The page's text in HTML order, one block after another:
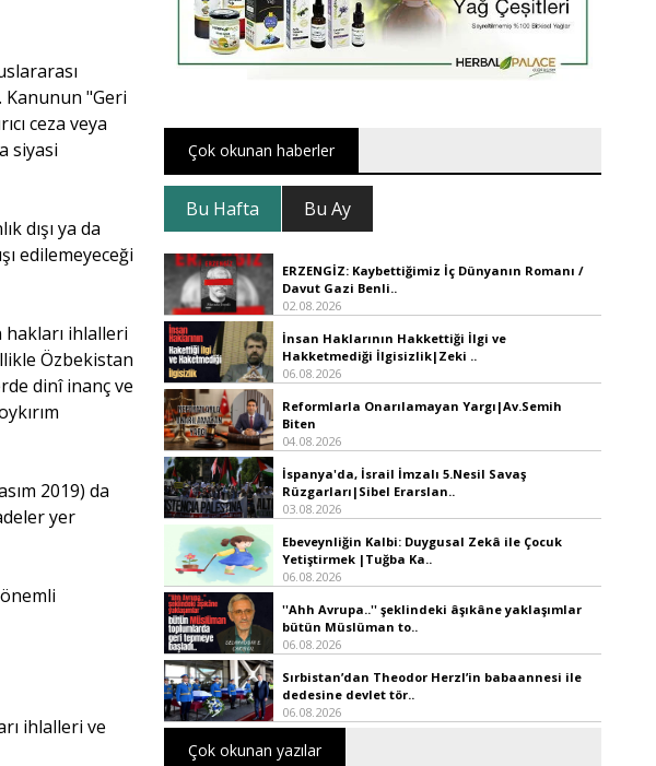
"Geri
ceza veya
siyasi
dışı ya da
edilemeyeceği
ihlalleri
Özbekistan
dinî inanç ve
2019) da
yer
ihlalleri ve
Çok okunan haberler
Bu Hafta Bu Ay
ERZENGİZ: Kaybettiğimiz İç Dünyanın Romanı /
Davut Gazi Benli..
02.08.2026
İnsan Haklarının Hakkettiği İlgi ve
Hakketmediği İlgisizlik|Zeki ..
06.08.2026
Reformlarla Onarılamayan Yargı|Av.Semih
Biten
04.08.2026
İspanya'da, İsrail İmzalı 5.Nesil Savaş
Rüzgarları|Sibel Erarslan..
03.08.2026
Ebeveynliğin Kalbi: Duygusal Zekâ ile Çocuk
Yetiştirmek |Tuğba Ka..
06.08.2026
''Ahh Avrupa..'' şeklindeki âşıkâne yaklaşımlar
bütün Müslüman to..
06.08.2026
Sırbistan’dan Theodor Herzl’in babaannesi ile
dedesine devlet tör..
06.08.2026
Çok okunan yazılar